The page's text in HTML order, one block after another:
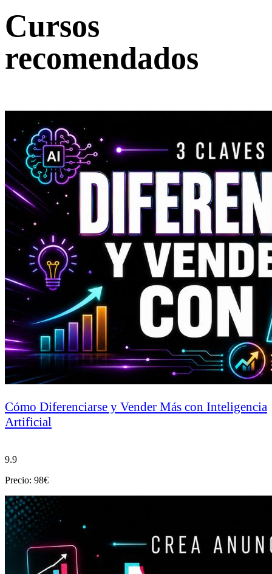
Cursos
recomendados
Cómo Diferenciarse y Vender Más con Inteligencia
Artificial
9.9
Precio: 98€